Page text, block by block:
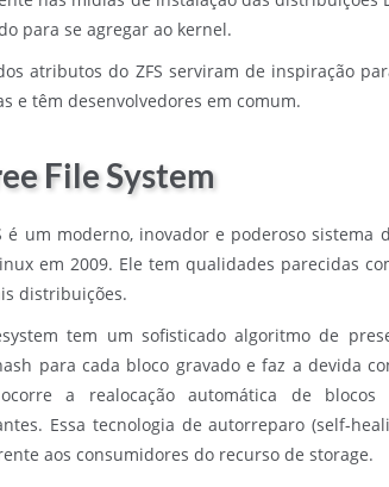
para se agregar ao kernel.
atributos do ZFS serviram de inspiração
e têm desenvolvedores em comum.
File System
é um moderno, inovador e poderoso
em 2009. Ele tem qualidades parecidas
distribuições.
tem um sofisticado algoritmo de
para cada bloco gravado e faz a devida
a realocação automática de
Essa tecnologia de autorreparo (self-
aos consumidores do recurso de storage.